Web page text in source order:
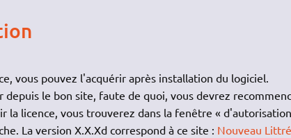
vous pouvez l'acquérir après installation du logiciel.
le bon site, faute de quoi, vous devrez
la licence, vous trouverez dans la fenêtre « d'autorisation
La version X.X.Xd correspond à ce site : Nouveau Littré